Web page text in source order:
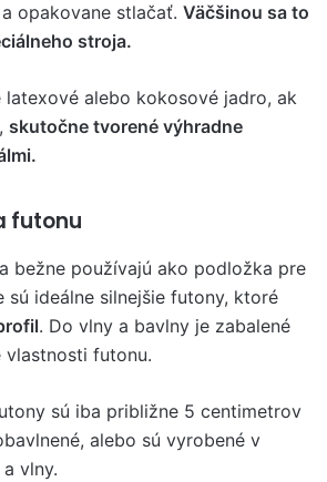
opakovane stlačať. Väčšinou sa to
stroja.
latexové alebo kokosové jadro, ak
skutočne tvorené výhradne
futonu
bežne používajú ako podložka pre
sú ideálne silnejšie futony, ktoré
. Do vlny a bavlny je zabalené
futonu.
sú iba približne 5 centimetrov
alebo sú vyrobené v
vlny.